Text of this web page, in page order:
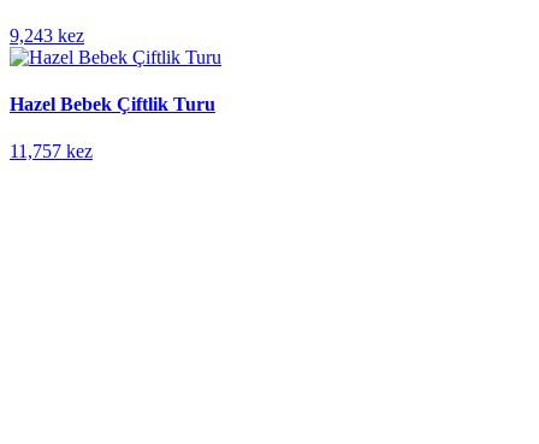
9,243 kez
Hazel Bebek Çiftlik Turu
11,757 kez